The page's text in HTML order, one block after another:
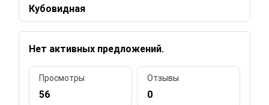
Кубовидная
Нет активных предложений.
Просмотры
56
Отзывы
0